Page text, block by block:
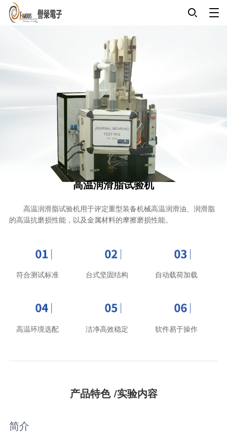
高温润滑脂试验机
高温润滑脂试验机用于评定重型装备机械高温润滑油、润滑脂
的高温抗磨损性能，以及金属材料的摩擦磨损性能。
符合测试标准 台式坚固结构 自动载荷加载
高温环境选配 洁净高效稳定 软件易于操作
产品特色 /实验内容
简介